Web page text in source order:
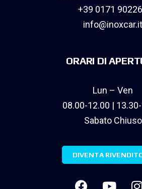
+39 0171
info@inoxcar.it
ORARI DI
Lun – Ven
08.00-12.00 |
Sabato Chiuso
DIVENTA